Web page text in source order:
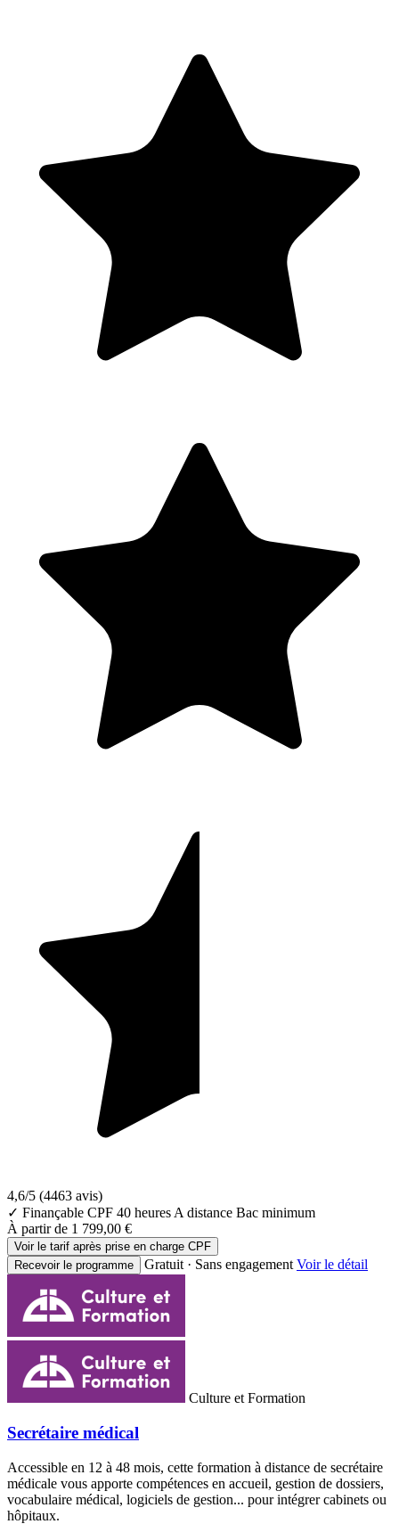
4,6/5 (4463 avis)
✓ Finançable CPF 40 heures A distance Bac minimum
À partir de 1 799,00 €
Voir le tarif après prise en charge CPF
Recevoir le programme
Gratuit · Sans engagement Voir le détail
Culture et Formation
Secrétaire médical
Accessible en 12 à 48 mois, cette formation à distance de secrétaire
médicale vous apporte compétences en accueil, gestion de dossiers,
vocabulaire médical, logiciels de gestion... pour intégrer cabinets ou
hôpitaux.